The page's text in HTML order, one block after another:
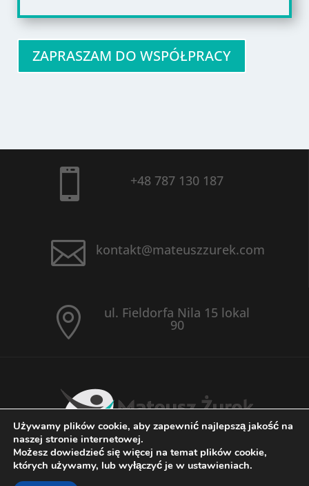
ZAPRASZAM DO WSPÓŁPRACY
 +48 787 130 187
 kontakt@mateuszzurek.com
 ul. Fieldorfa Nila 15 lokal
90
Używamy plików cookie, aby zapewnić najlepszą jakość na
naszej stronie internetowej.
Możesz dowiedzieć się więcej na temat plików cookie,
których używamy, lub wyłączyć je w ustawieniach.